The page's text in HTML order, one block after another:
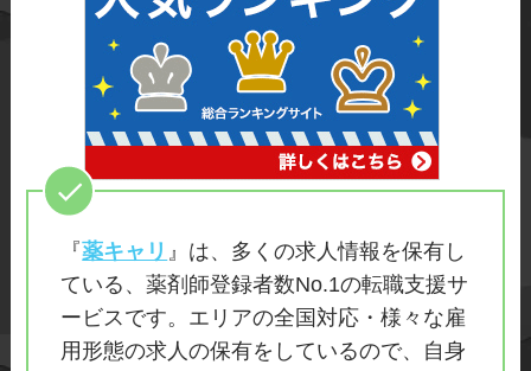
『薬キャリ 』は、多くの求人情報を保有し
ている、薬剤師登録者数No.1の転職支援サ
ービスです。エリアの全国対応・様々な雇
用形態の求人の保有をしているので、自身